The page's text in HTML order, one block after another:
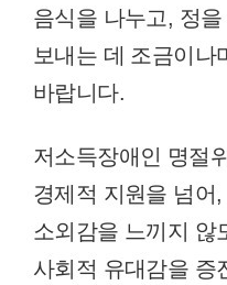
음식을 나누고, 정
보내는 데 조금이나
바랍니다.
저소득장애인 명절
경제적 지원을 넘어
소외감을 느끼지 않
사회적 유대감을 증